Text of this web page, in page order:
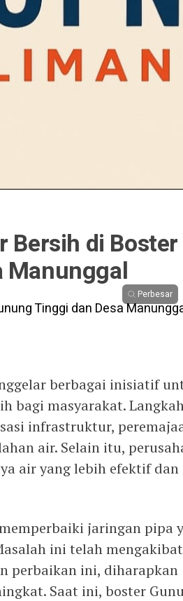
Bersih di Boster
Manunggal
Perbesar
berbagai inisiatif
bagi masyarakat.
infrastruktur,
air. Selain itu,
air yang lebih efektif dan
jaringan pipa
ini telah
perbaikan ini, diharapkan
Saat ini, boster